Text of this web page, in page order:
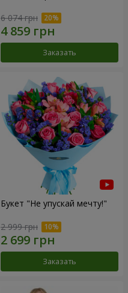
6 074 грн
Заказать
Букет "Не упускай мечту!"
2 999 грн
Заказать